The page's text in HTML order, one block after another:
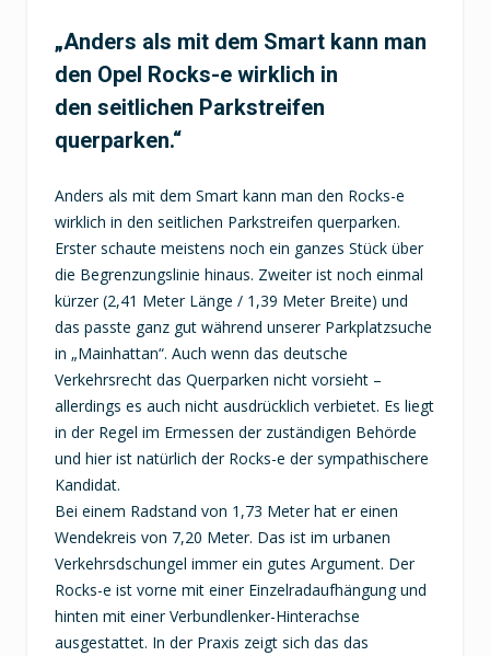
„Anders als mit dem Smart kann man
den Opel Rocks-e wirklich in
den seitlichen Parkstreifen
querparken.“
Anders als mit dem Smart kann man den Rocks-e
wirklich in den seitlichen Parkstreifen querparken.
Erster schaute meistens noch ein ganzes Stück über
die Begrenzungslinie hinaus. Zweiter ist noch einmal
kürzer (2,41 Meter Länge / 1,39 Meter Breite) und
das passte ganz gut während unserer Parkplatzsuche
in „Mainhattan“. Auch wenn das deutsche
Verkehrsrecht das Querparken nicht vorsieht –
allerdings es auch nicht ausdrücklich verbietet. Es liegt
in der Regel im Ermessen der zuständigen Behörde
und hier ist natürlich der Rocks-e der sympathischere
Kandidat.
Bei einem Radstand von 1,73 Meter hat er einen
Wendekreis von 7,20 Meter. Das ist im urbanen
Verkehrsdschungel immer ein gutes Argument. Der
Rocks-e ist vorne mit einer Einzelradaufhängung und
hinten mit einer Verbundlenker-Hinterachse
ausgestattet. In der Praxis zeigt sich das das